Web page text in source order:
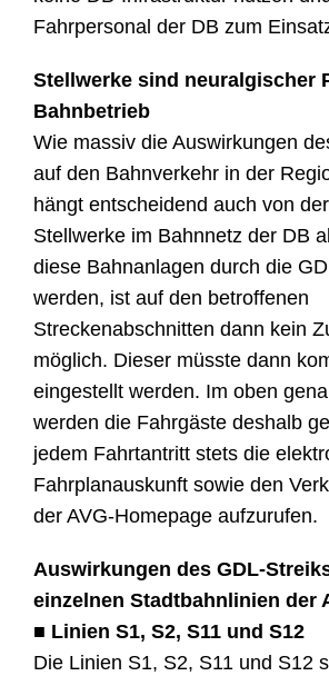
Fahrpersonal der DB zum
Stellwerke sind neuralgischer
Bahnbetrieb
Wie massiv die Auswirkungen
auf den Bahnverkehr in der
hängt entscheidend auch von
Stellwerke im Bahnnetz der DB
diese Bahnanlagen durch die
werden, ist auf den betroffenen
Streckenabschnitten dann kein
möglich. Dieser müsste dann
eingestellt werden. Im oben
werden die Fahrgäste deshalb
jedem Fahrtantritt stets die
Fahrplanauskunft sowie den
der AVG-Homepage aufzurufen.
Auswirkungen des GDL-
einzelnen Stadtbahnlinien der
■ Linien S1, S2, S11 und S12
Die Linien S1, S2, S11 und S12